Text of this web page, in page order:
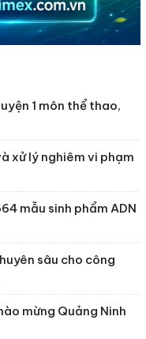
1 môn thể thao,
xử lý nghiêm vi phạm
mẫu sinh phẩm ADN
sâu cho công
mừng Quảng Ninh